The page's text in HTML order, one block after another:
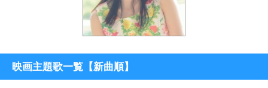
映画主題歌一覧【新曲順】